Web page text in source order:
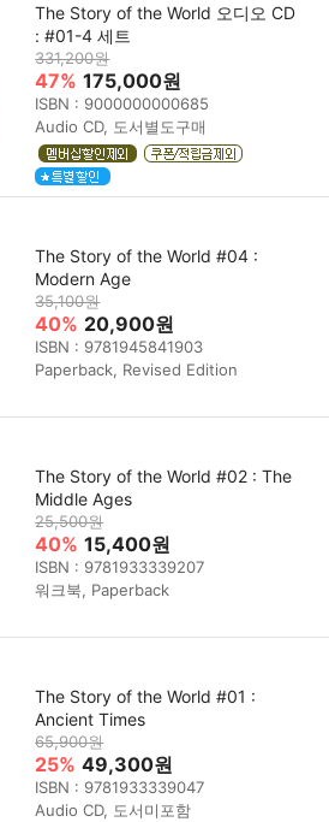
The Story of the World 오디오 CD
: #01-4 세트
331,200원
47% 175,000원
ISBN : 9000000000685
Audio CD, 도서별도구매
The Story of the World #04 :
Modern Age
35,100원
40% 20,900원
ISBN : 9781945841903
Paperback, Revised Edition
The Story of the World #02 : The
Middle Ages
25,500원
40% 15,400원
ISBN : 9781933339207
워크북, Paperback
The Story of the World #01 :
Ancient Times
65,900원
25% 49,300원
ISBN : 9781933339047
Audio CD, 도서미포함